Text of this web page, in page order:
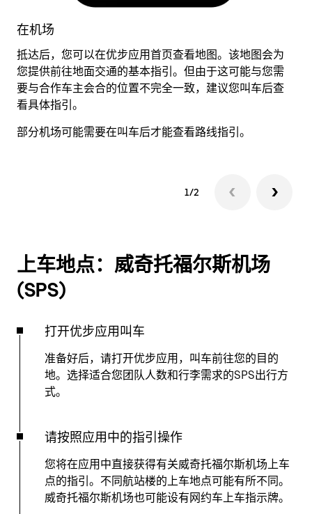
在机场
抵达后，您可以在优步应用首页查看地图。该地图会为
您提供前往地面交通的基本指引。但由于这可能与您需
要与合作车主会合的位置不完全一致，建议您叫车后查
看具体指引。
部分机场可能需要在叫车后才能查看路线指引。
1/2
上车地点：威奇托福尔斯机场
(SPS)
打开优步应用叫车
准备好后，请打开优步应用，叫车前往您的目的
地。选择适合您团队人数和行李需求的SPS出行方
式。
请按照应用中的指引操作
您将在应用中直接获得有关威奇托福尔斯机场上车
点的指引。不同航站楼的上车地点可能有所不同。
威奇托福尔斯机场也可能设有网约车上车指示牌。